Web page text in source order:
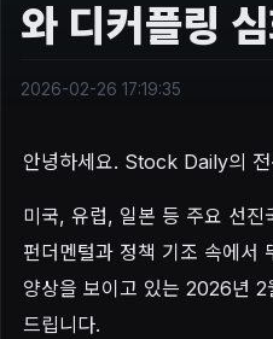
와 디커플링
2026-02-26 17:19:35
안녕하세요. Stock Daily의 전
미국, 유럽, 일본 등 주요 선진
펀더멘털과 정책 기조 속에서
양상을 보이고 있는 2026년
드립니다.